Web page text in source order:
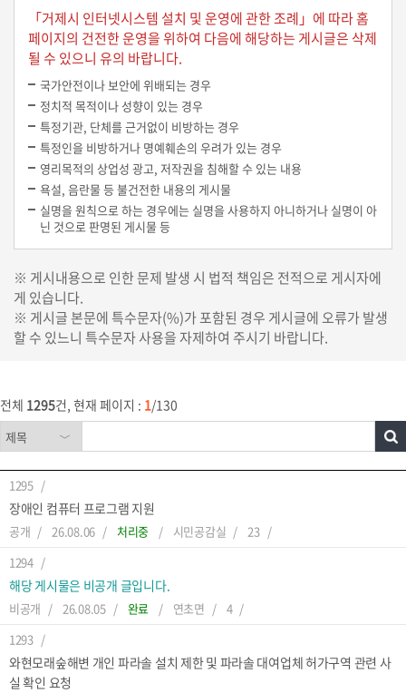
「거제시 인터넷시스템 설치 및 운영에 관한 조례」에 따라 홈
페이지의 건전한 운영을 위하여 다음에 해당하는 게시글은 삭제
될 수 있으니 유의 바랍니다.
국가안전이나 보안에 위배되는 경우
정치적 목적이나 성향이 있는 경우
특정기관, 단체를 근거없이 비방하는 경우
특정인을 비방하거나 명예훼손의 우려가 있는 경우
영리목적의 상업성 광고, 저작권을 침해할 수 있는 내용
욕설, 음란물 등 불건전한 내용의 게시물
실명을 원칙으로 하는 경우에는 실명을 사용하지 아니하거나 실명이 아
닌 것으로 판명된 게시물 등
※ 게시내용으로 인한 문제 발생 시 법적 책임은 전적으로 게시자에
게 있습니다.
※ 게시글 본문에 특수문자(%)가 포함된 경우 게시글에 오류가 발생
할 수 있느니 특수문자 사용을 자제하여 주시기 바랍니다.
전체 1295건, 현재 페이지 : 1/130
1295
장애인 컴퓨터 프로그램 지원
공개 26.08.06 처리중 시민공감실
23
1294
해당 게시물은 비공개 글입니다.
비공개 26.08.05 완료 연초면
4
1293
와현모래숲해변 개인 파라솔 설치 제한 및 파라솔 대여업체 허가구역 관련 사
실 확인 요청